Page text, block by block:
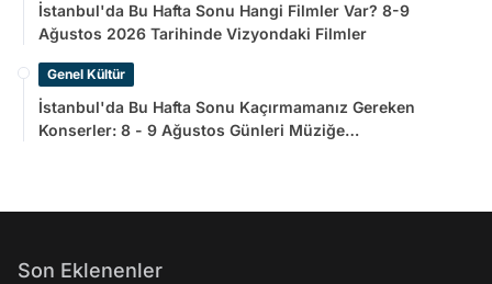
İstanbul'da Bu Hafta Sonu Hangi Filmler Var? 8-9
Ağustos 2026 Tarihinde Vizyondaki Filmler
Genel Kültür
İstanbul'da Bu Hafta Sonu Kaçırmamanız Gereken
Konserler: 8 - 9 Ağustos Günleri Müziğe
Son Eklenenler